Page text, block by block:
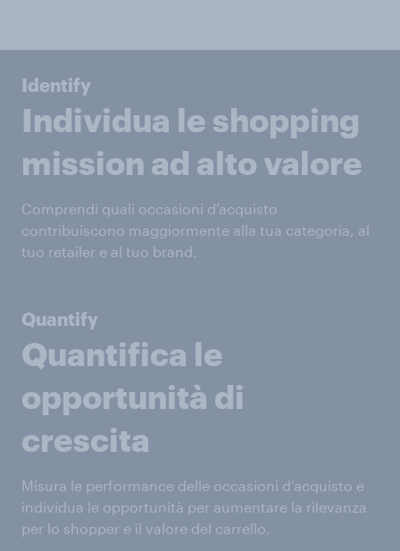
Identify
Individua le shopping
mission ad alto valore
Comprendi quali occasioni d’acquisto
contribuiscono maggiormente alla tua categoria, al
tuo retailer e al tuo brand.
Quantify
Quantifica le
opportunità di
crescita
Misura le performance delle occasioni d’acquisto e
individua le opportunità per aumentare la rilevanza
per lo shopper e il valore del carrello.